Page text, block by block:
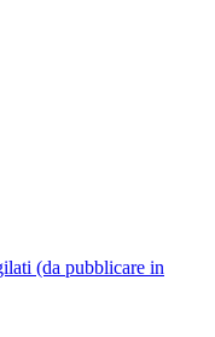
(da pubblicare in